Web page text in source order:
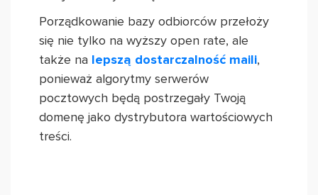
Porządkowanie bazy odbiorców przełoży
się nie tylko na wyższy open rate, ale
także na lepszą dostarczalność maili,
ponieważ algorytmy serwerów
pocztowych będą postrzegały Twoją
domenę jako dystrybutora wartościowych
treści.